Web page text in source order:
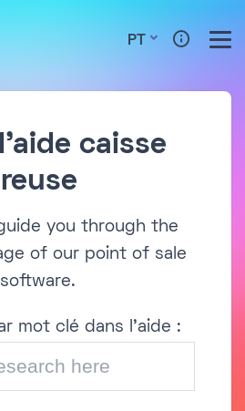
PT
caisse
you through the
of our point of sale
mot clé dans l'aide :